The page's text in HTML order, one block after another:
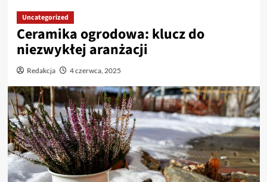
Uncategorized
Ceramika ogrodowa: klucz do
niezwykłej aranżacji
Redakcja 4 czerwca, 2025